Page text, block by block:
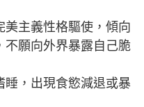
主義性格驅使，傾向
不願向外界暴露自己脆
睡，出現食慾減退或暴